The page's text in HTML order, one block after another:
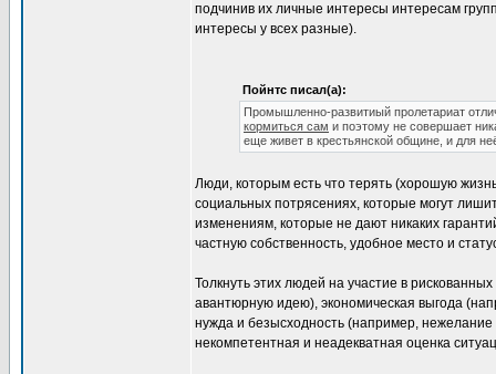
подчинив их личные интересы интересам
интересы у всех разные).
Пойнтс писал(а):
Промышленно-развитиый пролетариат
кормиться сам и поэтому не совершает
еще живет в крестьянской общине, и для
Люди, которым есть что терять (хорошую
социальных потрясениях, которые могут
изменениям, которые не дают никаких
частную собственность, удобное место и
Толкнуть этих людей на участие в
авантюрную идею), экономическая выгода
нужда и безысходность (например,
некомпетентная и неадекватная оценка